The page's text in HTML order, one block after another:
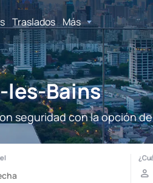
Traslados Más
les-Bains
seguridad con la opción